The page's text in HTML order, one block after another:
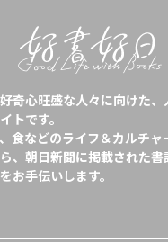
奇心旺盛な人々に向けた、
トです。
食などのライフ＆カルチャ
、朝日新聞に掲載された書
お手伝いします。